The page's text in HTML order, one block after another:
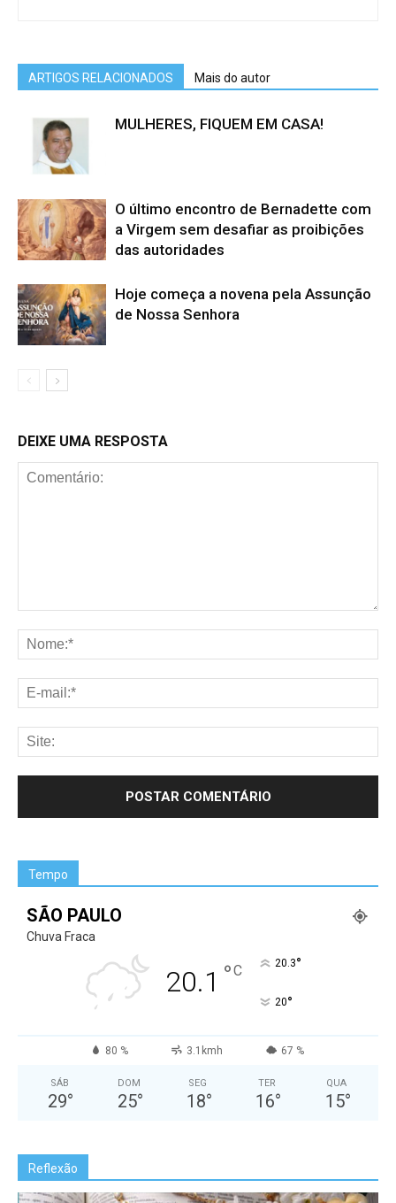
ARTIGOS RELACIONADOS Mais do autor
MULHERES, FIQUEM EM CASA!
O último encontro de Bernadette com
a Virgem sem desafiar as proibições
das autoridades
Hoje começa a novena pela Assunção
de Nossa Senhora
DEIXE UMA RESPOSTA
Tempo
SÃO PAULO
Chuva Fraca
20.1 °C 20.3°
20°
80 % 3.1kmh 67 %
SÁB
29°
DOM
25°
SEG
18°
TER
16°
QUA
15°
Reflexão